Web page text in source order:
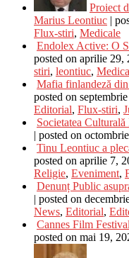
Proiect
Marius Leontiuc |
Flux-stiri, Medicale
Endolex Active: O
posted on aprilie 29,
stiri, leontiuc,
Mafia finlandeză din
posted on
Editorial, Flux-stiri,
Societatea Culturală
| posted on
Tinu Leontiuc a
posted on aprilie 7,
Religie, Eveniment,
Denunț Public
| posted on
News, Editorial,
Cannes Film
posted on mai 19,